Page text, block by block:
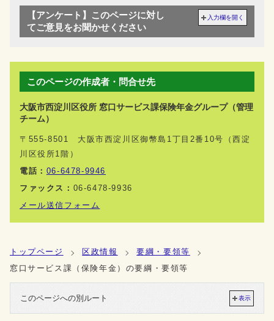
【アンケート】このページに対し
てご意見をお聞かせください
入力欄を開く
このページの作成者・問合せ先
大阪市西淀川区役所 窓口サービス課保険年金グループ（管理
チーム）
〒555-8501 大阪市西淀川区御幣島1丁目2番10号（西淀
川区役所1階）
電話： 06-6478-9946
ファックス： 06-6478-9936
メール送信フォーム
トップページ 区政情報
要綱・要領等
窓口サービス課（保険年金）の要綱・要領等
このページへの別ルート 表示